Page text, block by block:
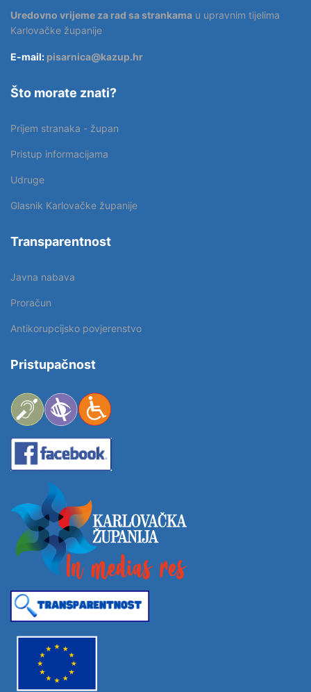
Uredovno vrijeme za rad sa strankama u upravnim tijelima
Karlovačke županije
E-mail: pisarnica@kazup.hr
Što morate znati?
Prijem stranaka - župan
Pristup informacijama
Udruge
Glasnik Karlovačke županije
Transparentnost
Javna nabava
Proračun
Antikorupcijsko povjerenstvo
Pristupačnost